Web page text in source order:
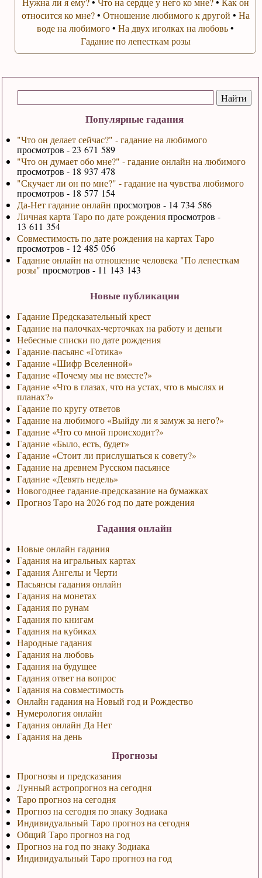
Популярные гадания
"Что он делает сейчас?" - гадание на любимого
просмотров - 23 671 589
"Что он думает обо мне?" - гадание онлайн на любимого
просмотров - 18 937 478
"Скучает ли он по мне?" - гадание на чувства любимого
просмотров - 18 577 154
Да-Нет гадание онлайн просмотров - 14 734 586
Личная карта Таро по дате рожденияпросмотров -
13 611 354
Совместимость по дате рождения на картах Таро
просмотров - 12 485 056
Гадание онлайн на отношение человека "По лепесткам
розы" просмотров - 11 143 143
Новые публикации
Гадание Предсказательный крест
Гадание на палочках-черточках на работу и деньги
Небесные списки по дате рождения
Гадание-пасьянс «Готика»
Гадание «Шифр Вселенной»
Гадание «Почему мы не вместе?»
Гадание «Что в глазах, что на устах, что в мыслях и
планах?»
Гадание по кругу ответов
Гадание на любимого «Выйду ли я замуж за него?»
Гадание «Что со мной происходит?»
Гадание «Было, есть, будет»
Гадание «Стоит ли прислушаться к совету?»
Гадание на древнем Русском пасьянсе
Гадание «Девять недель»
Новогоднее гадание-предсказание на бумажках
Прогноз Таро на 2026 год по дате рождения
Гадания онлайн
Новые онлайн гадания
Гадания на игральных картах
Гадания Ангелы и Черти
Пасьянсы гадания онлайн
Гадания на монетах
Гадания по рунам
Гадания по книгам
Гадания на кубиках
Народные гадания
Гадания на любовь
Гадания на будущее
Гадания ответ на вопрос
Гадания на совместимость
Онлайн гадания на Новый год и Рождество
Нумерология онлайн
Гадания онлайн Да Нет
Гадания на день
Прогнозы
Прогнозы и предсказания
Лунный астропрогноз на сегодня
Таро прогноз на сегодня
Прогноз на сегодня по знаку Зодиака
Индивидуальный Таро прогноз на сегодня
Общий Таро прогноз на год
Прогноз на год по знаку Зодиака
Индивидуальный Таро прогноз на год
относится ко мне?• Отношение любимого к другой • На
воде на любимого•На двух иголках на любовь•
Гадание по лепесткам розы